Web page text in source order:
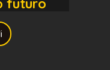
futuro